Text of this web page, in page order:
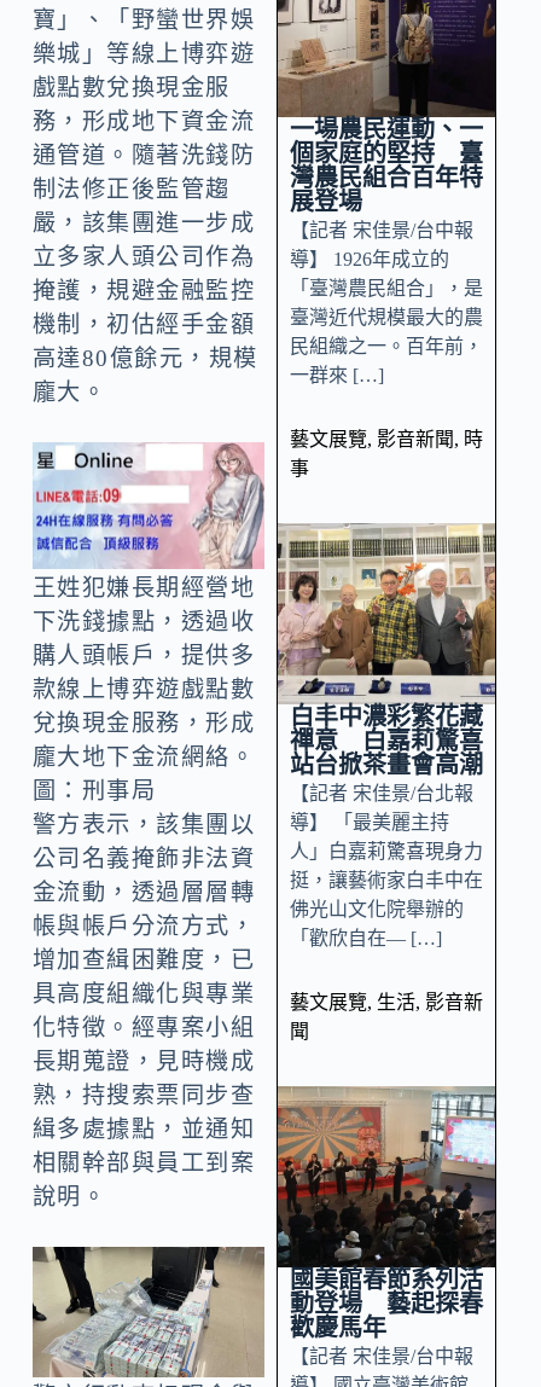
寶」、「野蠻世界娛
樂城」等線上博弈遊
戲點數兌換現金服
務，形成地下資金流
通管道。隨著洗錢防
制法修正後監管趨
嚴，該集團進一步成
立多家人頭公司作為
掩護，規避金融監控
機制，初估經手金額
高達80億餘元，規模
龐大。
王姓犯嫌長期經營地
下洗錢據點，透過收
購人頭帳戶，提供多
款線上博弈遊戲點數
兌換現金服務，形成
龐大地下金流網絡。
圖：刑事局
警方表示，該集團以
公司名義掩飾非法資
金流動，透過層層轉
帳與帳戶分流方式，
增加查緝困難度，已
具高度組織化與專業
化特徵。經專案小組
長期蒐證，見時機成
熟，持搜索票同步查
緝多處據點，並通知
相關幹部與員工到案
說明。
一場農民運動、一
個家庭的堅持 臺
灣農民組合百年特
展登場
【記者 宋佳景/台中報
導】 1926年成立的
「臺灣農民組合」，是
臺灣近代規模最大的農
民組織之一。百年前，
一群來 […]
藝文展覽, 影音新聞, 時
事
白丰中濃彩繁花藏
禪意 白嘉莉驚喜
站台掀茶畫會高潮
【記者 宋佳景/台北報
導】 「最美麗主持
人」白嘉莉驚喜現身力
挺，讓藝術家白丰中在
佛光山文化院舉辦的
「歡欣自在— […]
藝文展覽, 生活, 影音新
聞
國美館春節系列活
動登場 藝起探春
歡慶馬年
【記者 宋佳景/台中報